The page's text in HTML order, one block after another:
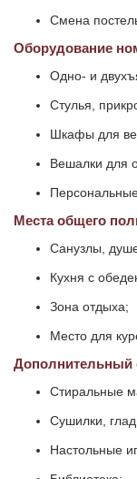
Смена
Оборудование
Одно- и
Стулья,
Шкафы для
Вешалки для
Места общего
Санузлы,
Кухня с
Зона отдыха;
Место для
Дополнительный
Стиральные
Сушилки,
Настольные